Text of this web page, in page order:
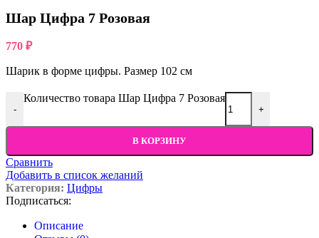
Шар Цифра 7 Розовая
770 ₽
Шарик в форме цифры. Размер 102 см
-
Количество товара Шар Цифра 7 Розовая
+
В КОРЗИНУ
Сравнить
Добавить в список желаний
Категория: Цифры
Подписаться:
Описание